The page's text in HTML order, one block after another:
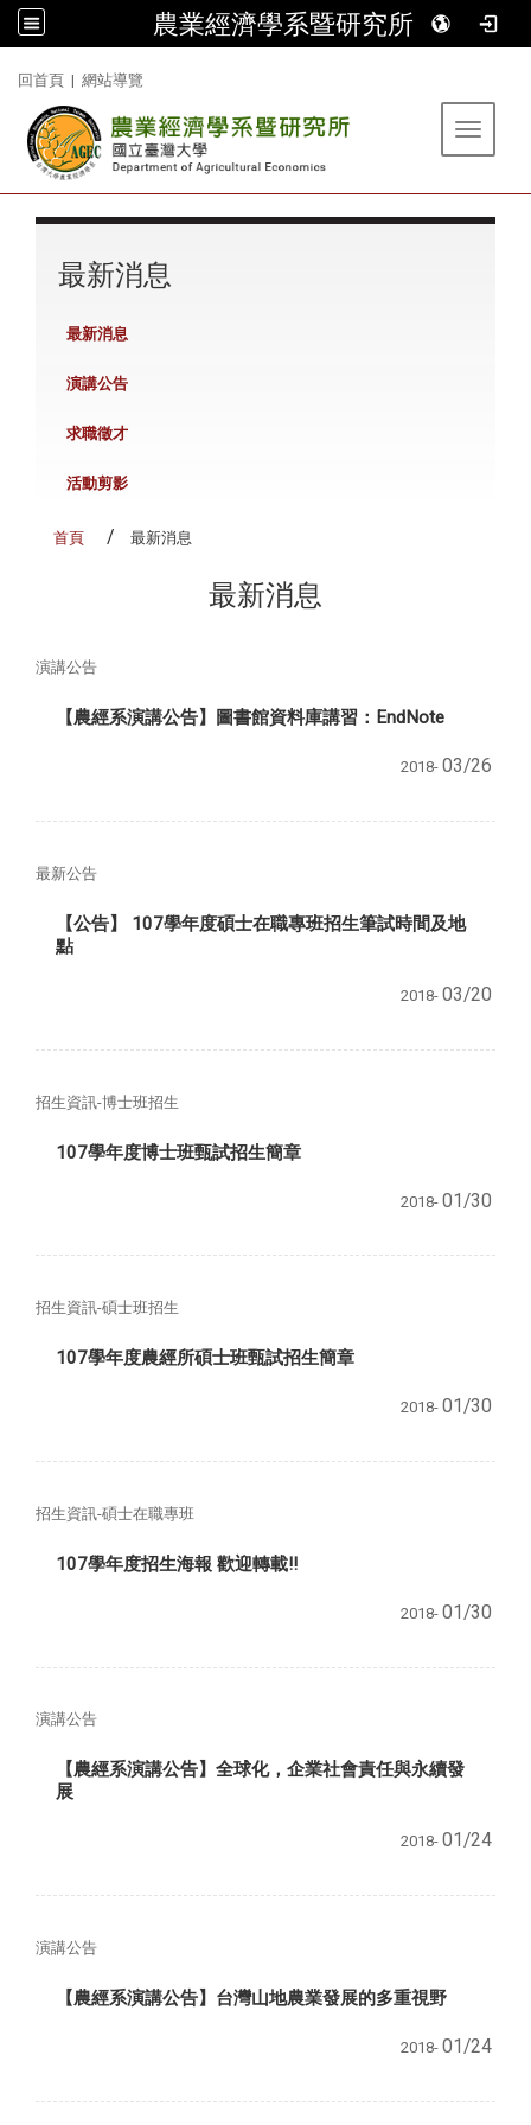
農業經濟學系暨研究所
回首頁 | 網站導覽
Toggle
最新消息
最新消息
演講公告
求職徵才
活動剪影
首頁 最新消息
最新消息
演講公告
【農經系演講公告】圖書館資料庫講習：EndNote
2018- 03/26
最新公告
【公告】 107學年度碩士在職專班招生筆試時間及地
點
2018- 03/20
招生資訊-博士班招生
107學年度博士班甄試招生簡章
2018- 01/30
招生資訊-碩士班招生
107學年度農經所碩士班甄試招生簡章
2018- 01/30
招生資訊-碩士在職專班
107學年度招生海報 歡迎轉載!!
2018- 01/30
演講公告
【農經系演講公告】全球化，企業社會責任與永續發
展
2018- 01/24
演講公告
【農經系演講公告】台灣山地農業發展的多重視野
2018- 01/24